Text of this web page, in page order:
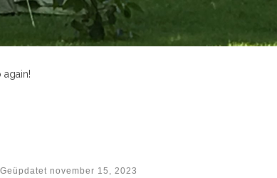
again!
Geüpdatetnovember 15, 2023